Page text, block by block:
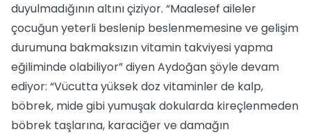
duyulmadığının altını çiziyor. “Maalesef aileler
çocuğun yeterli beslenip beslenmemesine ve gelişim
durumuna bakmaksızın vitamin takviyesi yapma
eğiliminde olabiliyor” diyen Aydoğan şöyle devam
ediyor: “Vücutta yüksek doz vitaminler de kalp,
böbrek, mide gibi yumuşak dokularda kireçlenmeden
böbrek taşlarına, karaciğer ve damağın